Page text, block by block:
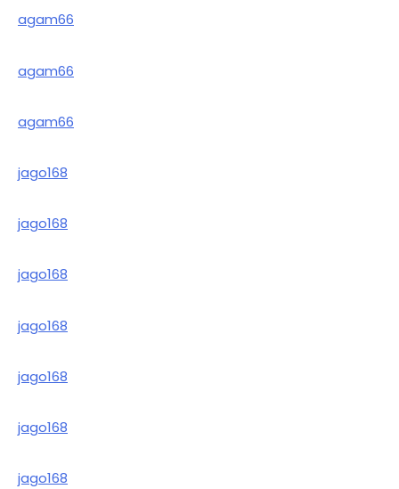
agam66
agam66
agam66
jago168
jago168
jago168
jago168
jago168
jago168
jago168